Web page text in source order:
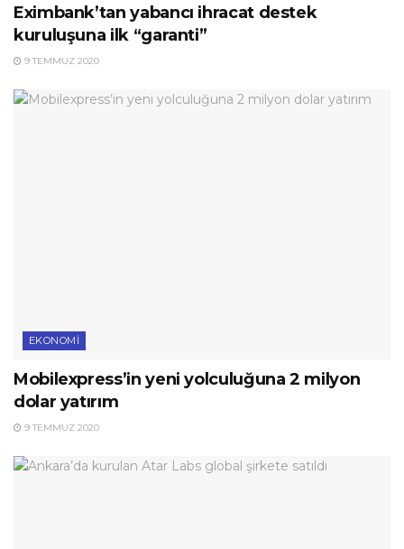
Eximbank’tan yabancı ihracat destek
kuruluşuna ilk “garanti”
9 TEMMUZ 2020
EKONOMI
Mobilexpress’in yeni yolculuğuna 2 milyon
dolar yatırım
9 TEMMUZ 2020